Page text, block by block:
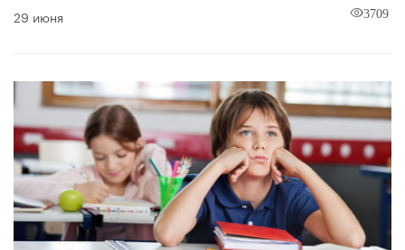
29 июня 3709